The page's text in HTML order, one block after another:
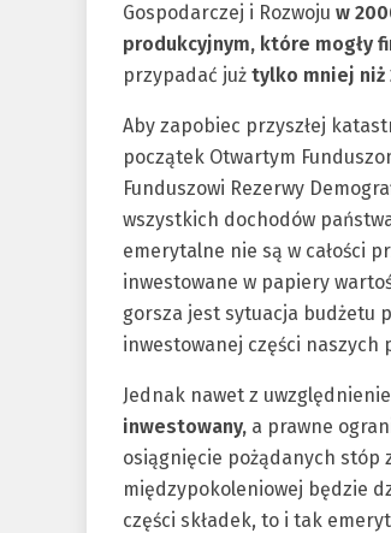
Gospodarczej i Rozwoju w
produkcyjnym, które mogły
przypadać już tylko mniej niż
Aby zapobiec przyszłej
początek Otwartym
Funduszowi Rezerwy
wszystkich dochodów
emerytalne nie są w całości
inwestowane w papiery
gorsza jest sytuacja budżetu
inwestowanej części naszych
Jednak nawet z
inwestowany, a prawne
osiągnięcie pożądanych stóp
międzypokoleniowej będzie
części składek, to i tak